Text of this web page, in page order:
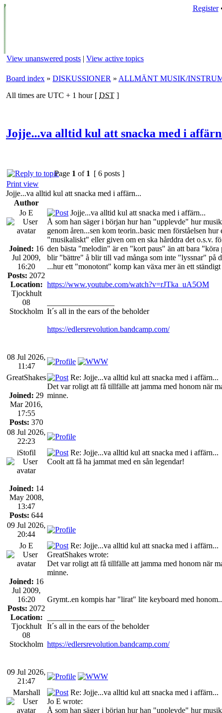
Register
View unanswered posts | View active topics
Board index » DISKUSSIONER » ALLMÄNT MUSIK/
All times are UTC + 1 hour [ DST ]
Jojje...va alltid kul att snacka med i
Page 1 of 1 [ 6 posts ]
Print view
Jojje...va alltid kul att snacka med i affärn...
Author
Jo E
Joined: 16
Jul 2009,
16:20
Posts: 2072
Location:
Tjockhult
08
Stockholm
Jojje...va alltid kul att snacka med i affärn...
Å som han säger i början hur han "upplevde" hur
genom åren...sen kom teorin..basic men förståelsen
"musikaliskt" eller given om en ska hårddra det o.s.v.
den bästa "melodin" är en "kort paus" än att bara
blir "bättre" å blir till vad många som inte "lyssnar" på
...hur ett "monotont" komp kan växa mer än ett
https://www.youtube.com/watch?v=rJTka_uA5OM
It´s all in the ears of the beholder
https://edlersrevolution.bandcamp.com/
08 Jul 2026,
11:47
GreatShakes
Joined: 29
Mar 2016,
17:55
Posts: 370
Re: Jojje...va alltid kul att snacka med i affärn...
Det var roligt att få tillfälle att jamma med honom när
minne.
08 Jul 2026,
22:23
iStofil
Joined: 14
May 2008,
13:47
Posts: 644
Re: Jojje...va alltid kul att snacka med i affärn...
Coolt att få ha jammat med en sån legendar!
09 Jul 2026,
20:44
Jo E
Joined: 16
Jul 2009,
16:20
Posts: 2072
Location:
Tjockhult
08
Stockholm
Re: Jojje...va alltid kul att snacka med i affärn...
GreatShakes wrote:
Det var roligt att få tillfälle att jamma med honom när
minne.
Grymt..en kompis har "lirat" lite keyboard med
It´s all in the ears of the beholder
https://edlersrevolution.bandcamp.com/
09 Jul 2026,
21:47
Marshall
Re: Jojje...va alltid kul att snacka med i affärn...
Jo E wrote:
Å som han säger i början hur han "upplevde" hur